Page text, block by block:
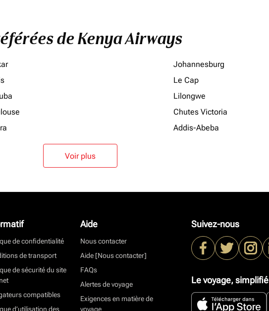
de Kenya Airways
Johannesburg
Le Cap
Lilongwe
Chutes Victoria
Addis-Abeba
Voir plus
de confidentialité
de transport
de sécurité du site
compatibles
d’utilisation des
Aide
Nous contacter
Aide [Nous contacter]
FAQs
Alertes de voyage
Exigences en matière de
voyage
Suivez-nous
Le voyage, simplifié